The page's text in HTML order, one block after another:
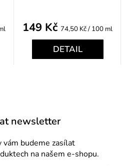
149 Kč Měrná
74,50 Kč / 100 ml
DETAIL
newsletter
budeme zasílat
na našem e-shopu.